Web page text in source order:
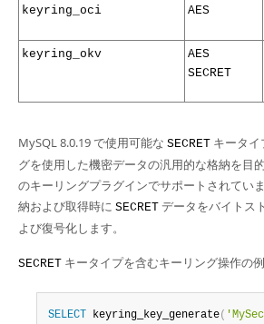
keyring_oci AES
keyring_okv
AES
SECRET
MySQL 8.0.19 で使用可能な SECRET キータ
グを使用した機密データの汎用的な格納を目
のキーリングプラグインでサポートされてい
納および取得時に SECRET データをバイトス
よび復号化します。
SECRET キータイプを含むキーリング操作の
SELECT keyring_key_generate(